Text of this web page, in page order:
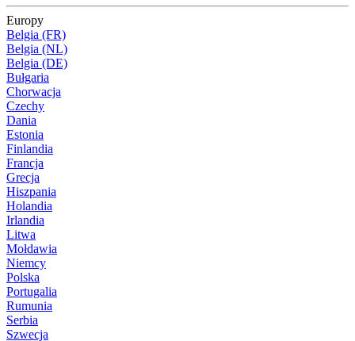
Europy
Belgia (FR)
Belgia (NL)
Belgia (DE)
Bułgaria
Chorwacja
Czechy
Dania
Estonia
Finlandia
Francja
Grecja
Hiszpania
Holandia
Irlandia
Litwa
Mołdawia
Niemcy
Polska
Portugalia
Rumunia
Serbia
Szwecja